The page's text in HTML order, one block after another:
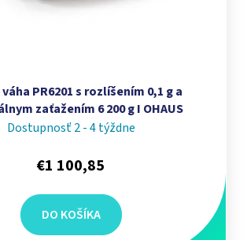
PR6201 s rozlíšením 0,1 g a
zaťažením 6 200 g I OHAUS
Dostupnosť 2 - 4 týždne
€1 100,85
DO KOŠÍKA